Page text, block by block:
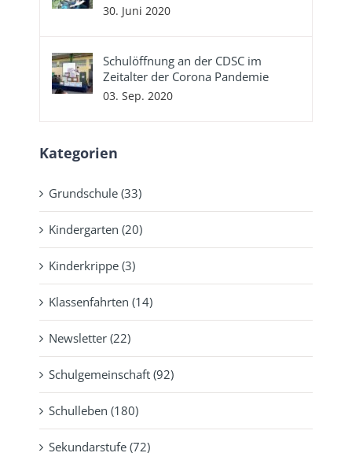
30. Juni 2020
Schulöffnung an der CDSC im
Zeitalter der Corona Pandemie
03. Sep. 2020
Kategorien
Grundschule (33)
Kindergarten (20)
Kinderkrippe (3)
Klassenfahrten (14)
Newsletter (22)
Schulgemeinschaft (92)
Schulleben (180)
Sekundarstufe (72)